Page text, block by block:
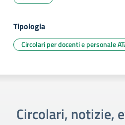
Tipologia
Circolari per docenti e personale
Circolari, notizie,